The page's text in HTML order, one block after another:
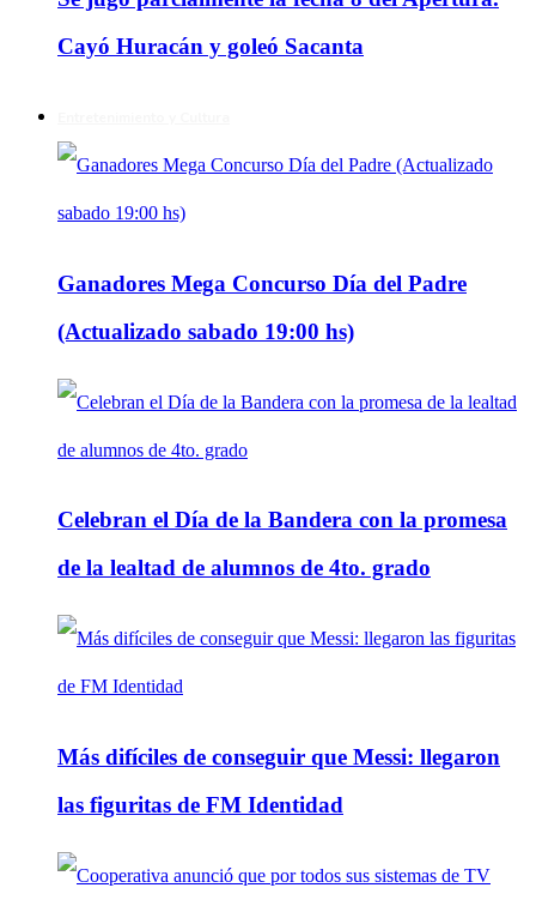
Cayó Huracán y goleó Sacanta
Ganadores Mega Concurso Día del Padre
(Actualizado sabado 19:00 hs)
Celebran el Día de la Bandera con la promesa
de la lealtad de alumnos de 4to. grado
Más difíciles de conseguir que Messi: llegaron
las figuritas de FM Identidad